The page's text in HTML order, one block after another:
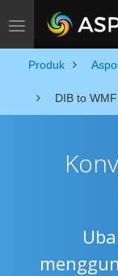
Toggle navigation
Produk
DIB to WMF